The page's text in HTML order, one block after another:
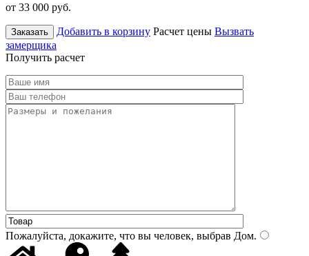
от 33 000 руб.
Заказать Добавить в корзину Расчет цены Вызвать
замерщика
Получить расчет
Пожалуйста, докажите, что вы человек, выбрав Дом.